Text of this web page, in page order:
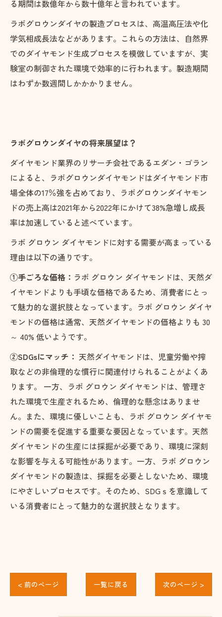
る期間は数億年から数十億年と言われています。
ラボグロウンダイヤの製造プロセスは、高温高圧法や化
学気相成長法などがあります。これらの方法は、自然界
でのダイヤモンド生成プロセスを模倣していますが、実
験室の制御された環境で効率的に行われます。製造期間
はわずか数週間しかかかりません。
ラボグロウンダイヤの将来展望は？
ダイヤモンド業界のリサーチ会社であるエダン・ゴラン
によると、ラボグロウンダイヤモンドはダイヤモンド市
場全体の17％強を占めており、ラボグロウンダイヤモン
ドの売上高は2021年から2022年にかけて38%急増し成長
率は加速していると述べています。
ラボ グロウン ダイヤモンドに対する需要が高まっている
理由は以下の通りです。
①手ごろな価格： ラボ グロウン ダイヤモンドは、天然ダ
イヤモンドよりも手頃な価格であるため、消費者にとっ
て魅力的な選択肢となっています。ラボ グロウン ダイヤ
モンドの価格は通常、天然ダイヤモンドの価格よりも 30
～ 40% 低いようです。
②SDGsにマッチ： 天然ダイヤモンドは、児童労働や搾
取などの非倫理的な慣行に関連付けられることがよくあ
ります。 一方、ラボ グロウン ダイヤモンドは、管理さ
れた環境で生産されるため、倫理的な懸念はありませ
ん。また、環境に優しいことも、ラボ グロウン ダイヤモ
ンドの需要を促進する重要な要因となっています。天然
ダイヤモンドの生産には採掘が必要であり、環境に深刻
な影響を与える可能性があります。一方、ラボ グロウン
ダイヤモンドの製造は、採掘を必要としないため、環境
にやさしいプロセスです。そのため、SDGｓを意識して
いる消費者にとって魅力的な選択肢となります。
< 前のページ 一覧に戻る 次のページ >